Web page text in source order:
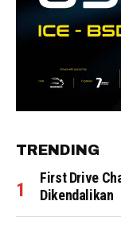
TRENDING
First Drive
Dikendalikan